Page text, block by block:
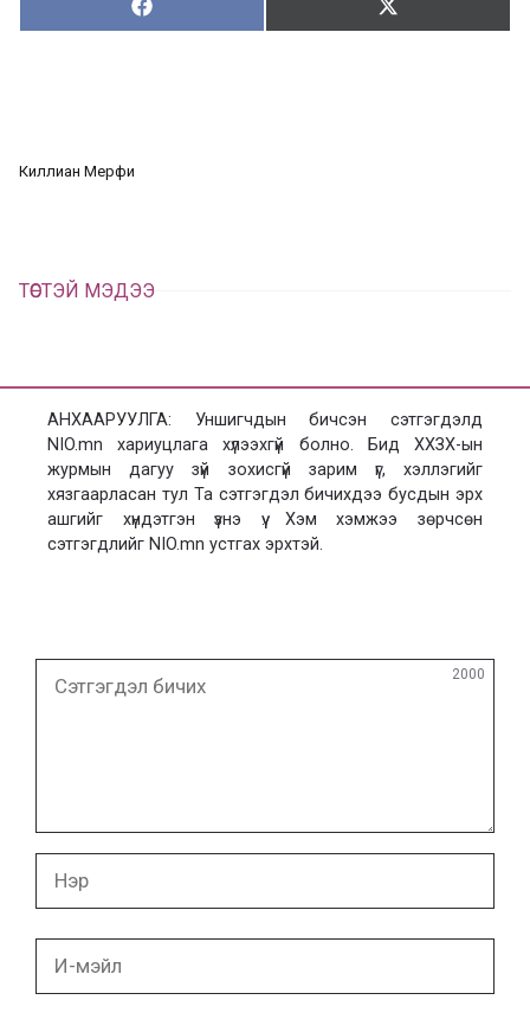
Хуваалцах:
Х
у
Түгээх:
Т
ү
Киллиан Мерфи
ТӨСТЭЙ МЭДЭЭ
АНХААРУУЛГА: Уншигчдын бичсэн сэтгэгдэлд
NIO.mn хариуцлага хүлээхгүй болно. Бид ХХЗХ-ын
журмын дагуу зүй зохисгүй зарим үг, хэллэгийг
хязгаарласан тул Та сэтгэгдэл бичихдээ бусдын эрх
ашгийг хүндэтгэн үзнэ үү. Хэм хэмжээ зөрчсөн
сэтгэгдлийг NIO.mn устгах эрхтэй.
бичих
2000